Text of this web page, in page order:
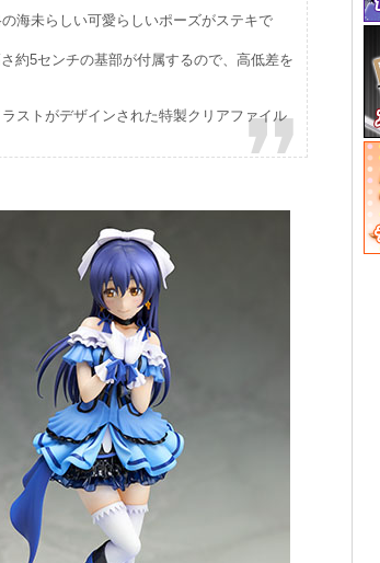
海未らしい可愛らしいポーズがステキで
約5センチの基部が付属するので、高低差を
ストがデザインされた特製クリアファイル